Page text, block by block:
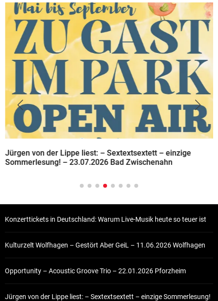
Jürgen von der Lippe liest: – Sextextsextett – einzige
Sommerlesung! – 23.07.2026 Bad Zwischenahn
Konzerttickets in Deutschland: Warum Live-Musik heute so teuer ist
Kulturzelt Wolfhagen – Gestört Aber GeiL – 11.06.2026 Wolfhagen
Opportunity – Acoustic Groove Trio – 22.01.2026 Pforzheim
Jürgen von der Lippe liest: – Sextextsextett – einzige Sommerlesung!